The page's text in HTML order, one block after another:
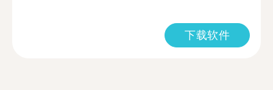
下载软件